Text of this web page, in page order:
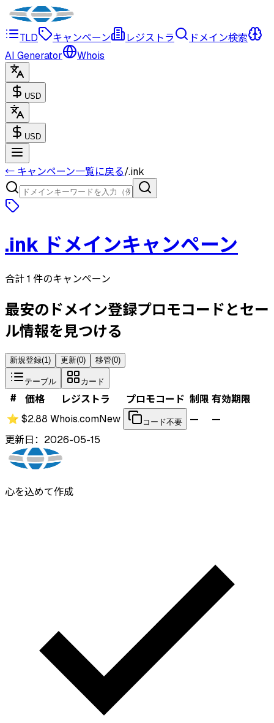
TLD キャンペーン レジストラ
ドメイン検索
AI Generator
Whois
USD
USD
← キャンペーン一覧に戻る/.ink
.ink ドメインキャンペーン
合計 1 件のキャンペーン
最安のドメイン登録プロモコードとセー
ル情報を見つける
新規登録(1) 更新(0) 移管(0)
テーブル カード
# 価格 レジストラ プロモコード 制限 有効期限
⭐ $2.88 Whois.comNew コード不要 —
—
更新日：2026-05-15
心を込めて作成